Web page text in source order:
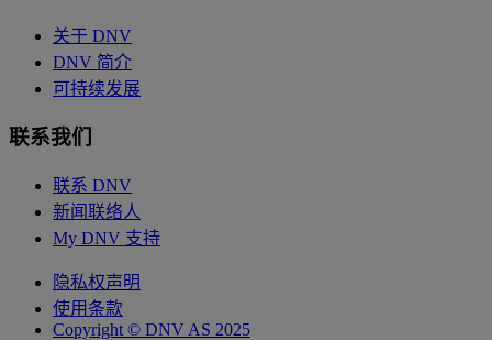
关于 DNV
DNV 简介
可持续发展
联系我们
联系 DNV
新闻联络人
My DNV 支持
隐私权声明
使用条款
Copyright © DNV AS 2025